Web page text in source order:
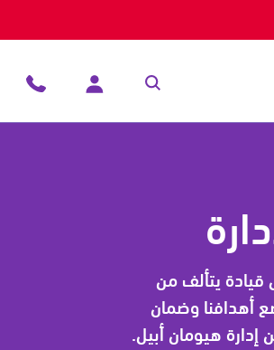
يتألف من
أهدافنا وضمان
هيومان أبيل.